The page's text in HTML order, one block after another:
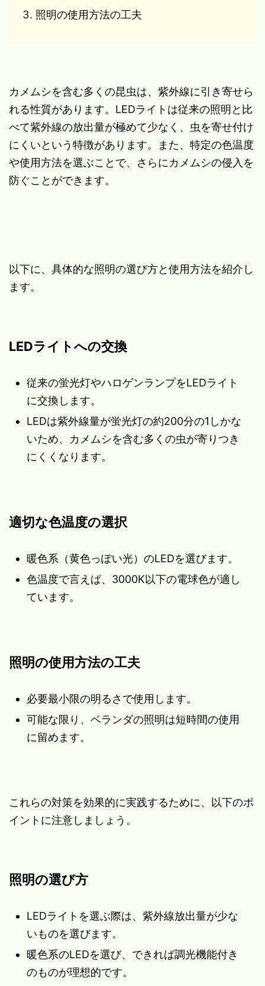
照明の使用方法の工夫
カメムシを含む多くの昆虫は、紫外線に引き寄せら
れる性質があります。LEDライトは従来の照明と比
べて紫外線の放出量が極めて少なく、虫を寄せ付け
にくいという特徴があります。また、特定の色温度
や使用方法を選ぶことで、さらにカメムシの侵入を
防ぐことができます。
以下に、具体的な照明の選び方と使用方法を紹介し
ます。
LEDライトへの交換
従来の蛍光灯やハロゲンランプをLEDライト
に交換します。
LEDは紫外線量が蛍光灯の約200分の1しかな
いため、カメムシを含む多くの虫が寄りつき
にくくなります。
適切な色温度の選択
暖色系（黄色っぽい光）のLEDを選びます。
色温度で言えば、3000K以下の電球色が適し
ています。
照明の使用方法の工夫
必要最小限の明るさで使用します。
可能な限り、ベランダの照明は短時間の使用
に留めます。
これらの対策を効果的に実践するために、以下のポ
イントに注意しましょう。
照明の選び方
LEDライトを選ぶ際は、紫外線放出量が少な
いものを選びます。
暖色系のLEDを選び、できれば調光機能付き
のものが理想的です。